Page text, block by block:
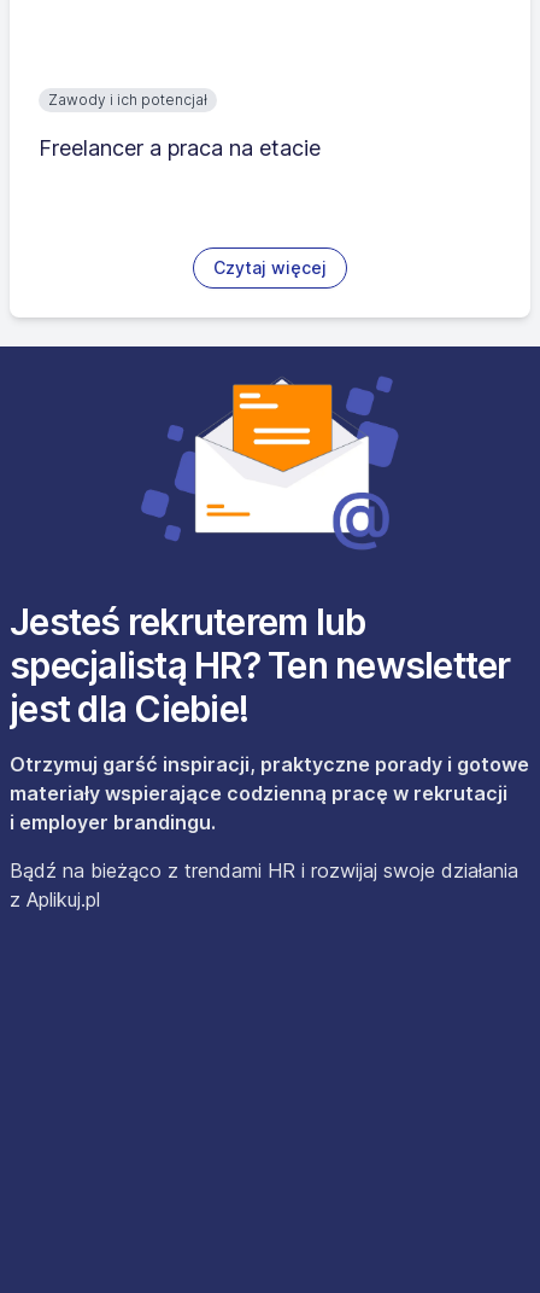
Zawody i ich potencjał
Freelancer a praca na etacie
Czytaj więcej
Jesteś rekruterem lub
specjalistą HR? Ten newsletter
jest dla Ciebie!
Otrzymuj garść inspiracji, praktyczne porady i gotowe
materiały wspierające codzienną pracę w rekrutacji
i employer brandingu.
Bądź na bieżąco z trendami HR i rozwijaj swoje działania
z Aplikuj.pl